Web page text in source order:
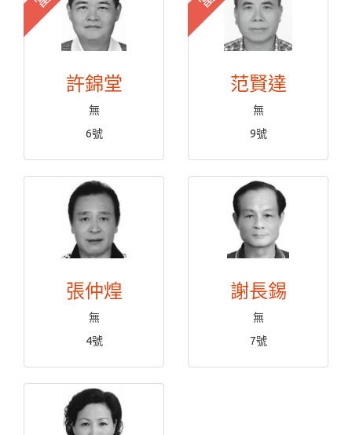
許錦堂
無
6號
范賢達
無
9號
張仲煌
無
4號
謝長錫
無
7號